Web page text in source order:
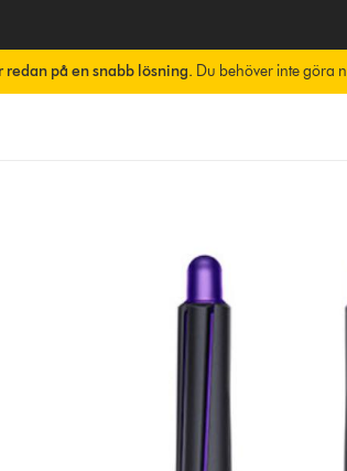
redan på en snabb lösning. Du behöver inte göra